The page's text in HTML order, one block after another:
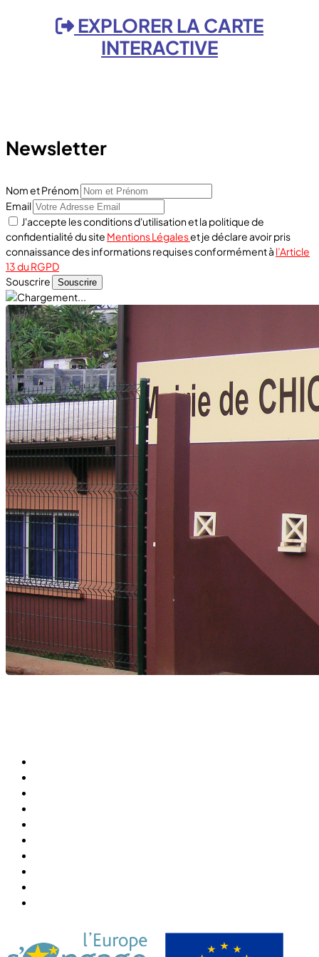
EXPLORER LA CARTE
INTERACTIVE
Newsletter
Nom et Prénom
Email
J'accepte les conditions d'utilisation et la politique de
confidentialité du site Mentions Légaleset je déclare avoir pris
connaissance des informations requises conformément à l’Article
13 du RGPD
Souscrire